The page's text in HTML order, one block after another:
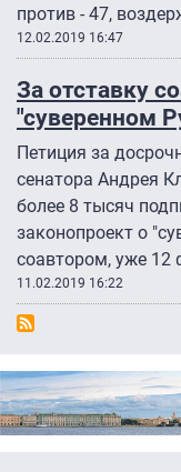
против - 47,
12.02.2019 16:47
За отставку
"суверенном
Петиция за
сенатора Андрея
более 8 тысяч
законопроект о
соавтором, уже 12
11.02.2019 16:22